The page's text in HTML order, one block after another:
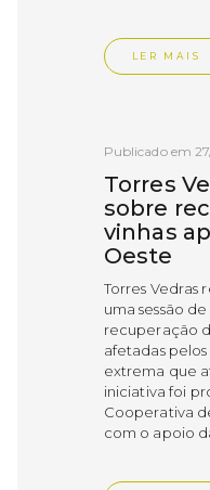
LER MAIS
Publicado em
Torres
sobre
vinhas
Oeste
Torres Vedras
uma sessão
recuperação
afetadas
extrema que
iniciativa foi
Cooperativa
com o apoio